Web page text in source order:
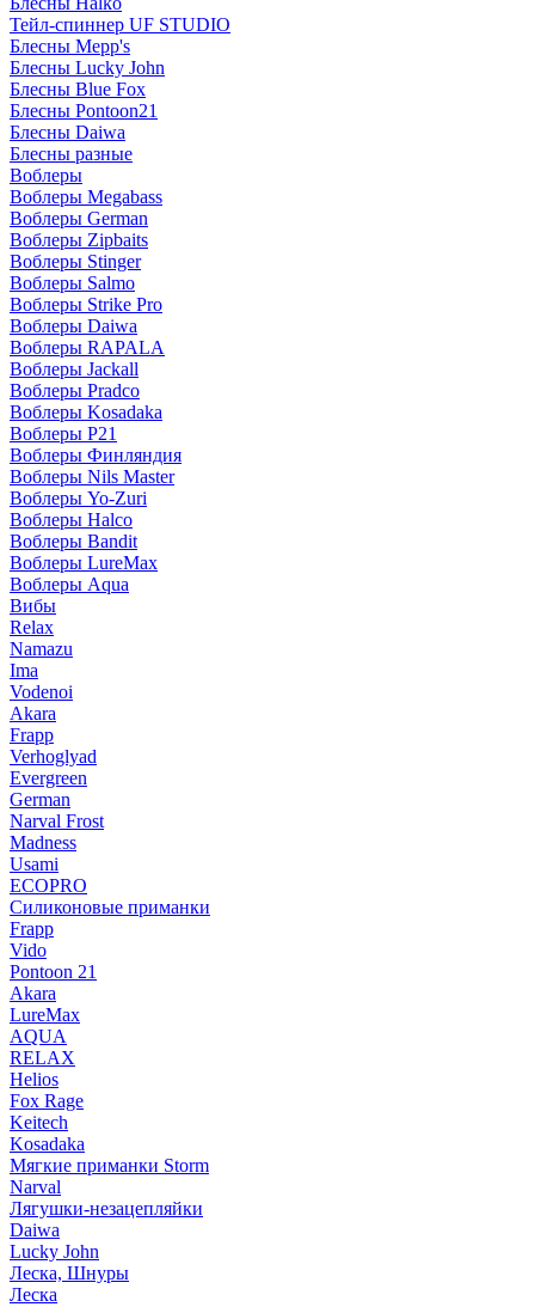
Тейл-спиннер UF STUDIO
Блесны Mepp's
Блесны Lucky John
Блесны Blue Fox
Блесны Pontoon21
Блесны Daiwa
Блесны разные
Воблеры
Воблеры Megabass
Воблеры German
Воблеры Zipbaits
Воблеры Stinger
Воблеры Salmo
Воблеры Strike Pro
Воблеры Daiwa
Воблеры RAPALA
Воблеры Jackall
Воблеры Pradco
Воблеры Kosadaka
Воблеры P21
Воблеры Финляндия
Воблеры Nils Master
Воблеры Yo-Zuri
Воблеры Halco
Воблеры Bandit
Воблеры LureMax
Воблеры Aqua
Вибы
Relax
Namazu
Ima
Vodenoi
Akara
Frapp
Verhoglyad
Evergreen
German
Narval Frost
Madness
Usami
ECOPRO
Силиконовые приманки
Frapp
Vido
Pontoon 21
Akara
LureMax
AQUA
RELAX
Helios
Fox Rage
Keitech
Kosadaka
Мягкие приманки Storm
Narval
Лягушки-незацепляйки
Daiwa
Lucky John
Леска, Шнуры
Леска